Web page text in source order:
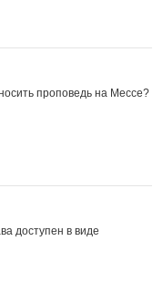
проповедь на Мессе?
доступен в виде